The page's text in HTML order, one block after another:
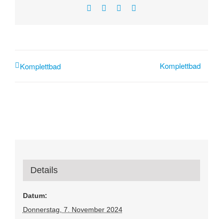
FacebookLinkedInPinterest
Komplettbad Komplettbad
Details
Datum:
Donnerstag, 7. November 2024